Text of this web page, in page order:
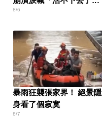
仍遭網暴
8/6
暴雨狂襲張家界！ 絕景隱
身看了個寂寞
8/7